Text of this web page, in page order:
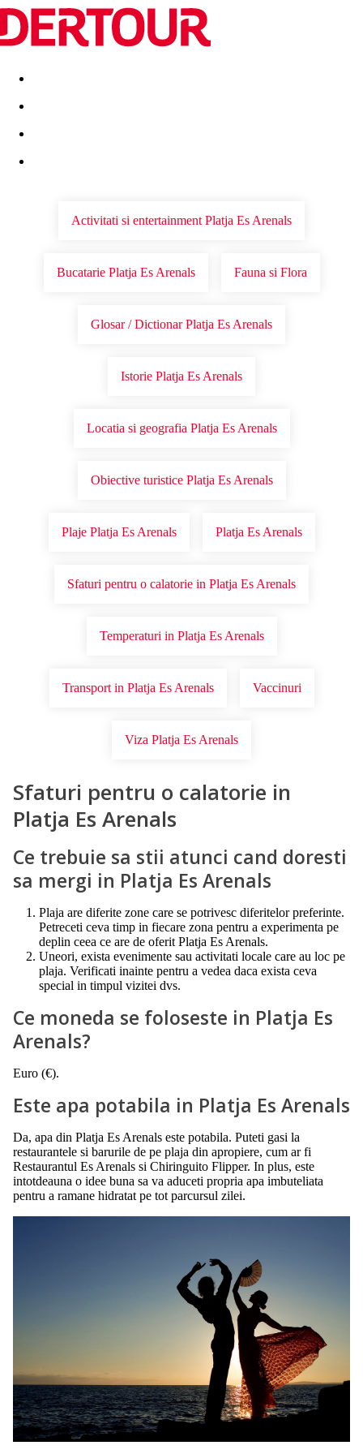
Destinatii Vacanta perfecta OFERTE DE NERATAT
Activitati si entertainment Platja Es Arenals
Bucatarie Platja Es Arenals Fauna si Flora
Glosar / Dictionar Platja Es Arenals
Istorie Platja Es Arenals
Locatia si geografia Platja Es Arenals
Obiective turistice Platja Es Arenals
Plaje Platja Es Arenals Platja Es Arenals
Sfaturi pentru o calatorie in Platja Es Arenals
Temperaturi in Platja Es Arenals
Transport in Platja Es Arenals Vaccinuri
Viza Platja Es Arenals
Sfaturi pentru o calatorie in
Platja Es Arenals
Ce trebuie sa stii atunci cand doresti
sa mergi in Platja Es Arenals
Plaja are diferite zone care se potrivesc diferitelor preferinte.
Petreceti ceva timp in fiecare zona pentru a experimenta pe
deplin ceea ce are de oferit Platja Es Arenals.
Uneori, exista evenimente sau activitati locale care au loc pe
plaja. Verificati inainte pentru a vedea daca exista ceva
special in timpul vizitei dvs.
Ce moneda se foloseste in Platja Es
Arenals?
Euro (€).
Este apa potabila in Platja Es Arenals
Da, apa din Platja Es Arenals este potabila. Puteti gasi la
restaurantele si barurile de pe plaja din apropiere, cum ar fi
Restaurantul Es Arenals si Chiringuito Flipper. In plus, este
intotdeauna o idee buna sa va aduceti propria apa imbuteliata
pentru a ramane hidratat pe tot parcursul zilei.